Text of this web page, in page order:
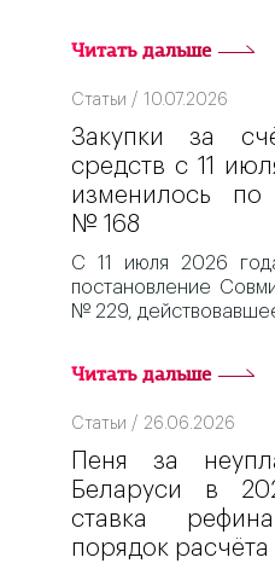
Читать дальше
Статьи / 10.07.2026
Закупки за
средств с 11
изменилось по
№ 168
С 11 июля 2026
постановление
№ 229,
Читать дальше
Статьи / 26.06.2026
Пеня за
Беларуси в
ставка
порядок расчёта